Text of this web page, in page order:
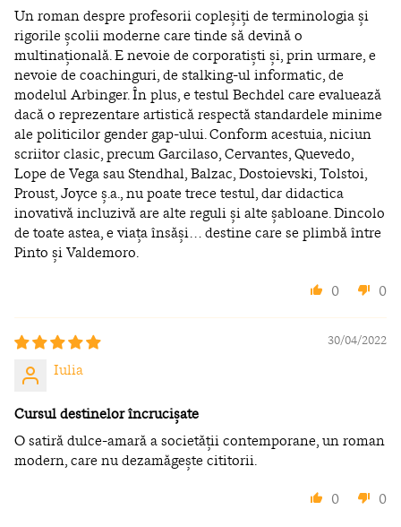
Un roman despre profesorii copleșiți de terminologia și
rigorile școlii moderne care tinde să devină o
multinațională. E nevoie de corporatiști și, prin urmare, e
nevoie de coachinguri, de stalking-ul informatic, de
modelul Arbinger. În plus, e testul Bechdel care evaluează
dacă o reprezentare artistică respectă standardele minime
ale politicilor gender gap-ului. Conform acestuia, niciun
scriitor clasic, precum Garcilaso, Cervantes, Quevedo,
Lope de Vega sau Stendhal, Balzac, Dostoievski, Tolstoi,
Proust, Joyce ș.a., nu poate trece testul, dar didactica
inovativă incluzivă are alte reguli și alte șabloane. Dincolo
de toate astea, e viața însăși… destine care se plimbă între
Pinto și Valdemoro.
0
0
30/04/2022
Iulia
Cursul destinelor încrucișate
O satiră dulce-amară a societății contemporane, un roman
modern, care nu dezamăgește cititorii.
0
0